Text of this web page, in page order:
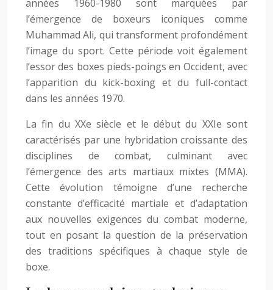
années 1960-1980 sont marquées par
l’émergence de boxeurs iconiques comme
Muhammad Ali, qui transforment profondément
l’image du sport. Cette période voit également
l’essor des boxes pieds-poings en Occident, avec
l’apparition du kick-boxing et du full-contact
dans les années 1970.
La fin du XXe siècle et le début du XXIe sont
caractérisés par une hybridation croissante des
disciplines de combat, culminant avec
l’émergence des arts martiaux mixtes (MMA).
Cette évolution témoigne d’une recherche
constante d’efficacité martiale et d’adaptation
aux nouvelles exigences du combat moderne,
tout en posant la question de la préservation
des traditions spécifiques à chaque style de
boxe.